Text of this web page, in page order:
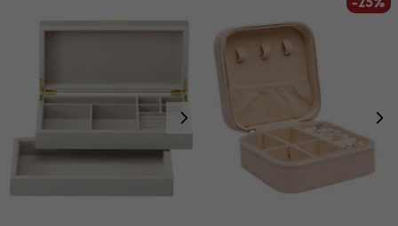
-25%